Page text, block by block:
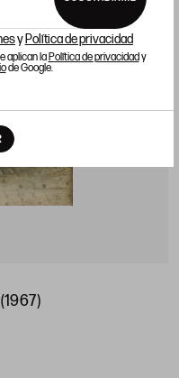
y Política de privacidad
aplican laPolítica de privacidady
de Google.